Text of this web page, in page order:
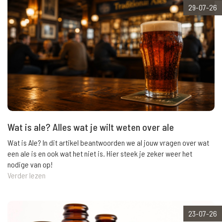
29-07-26
Wat is ale? Alles wat je wilt weten over ale
Wat is Ale? In dit artikel beantwoorden we al jouw vragen over wat
een ale is en ook wat het niet is. Hier steek je zeker weer het
nodige van op!
Verder lezen
23-07-26